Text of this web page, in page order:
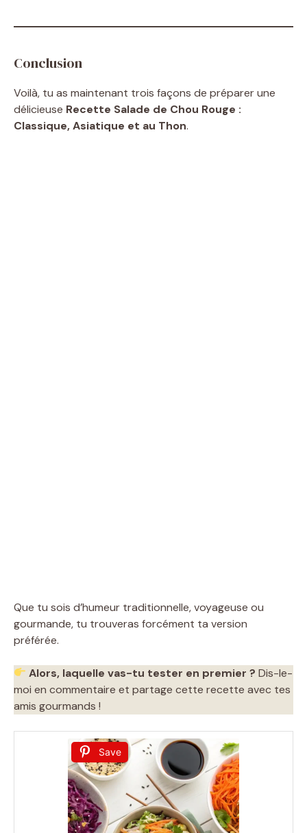
Conclusion
Voilà, tu as maintenant trois façons de préparer une
délicieuse Recette Salade de Chou Rouge :
Classique, Asiatique et au Thon.
Que tu sois d’humeur traditionnelle, voyageuse ou
gourmande, tu trouveras forcément ta version
préférée.
Alors, laquelle vas-tu tester en premier ? Dis-le-
moi en commentaire et partage cette recette avec tes
amis gourmands !
Save